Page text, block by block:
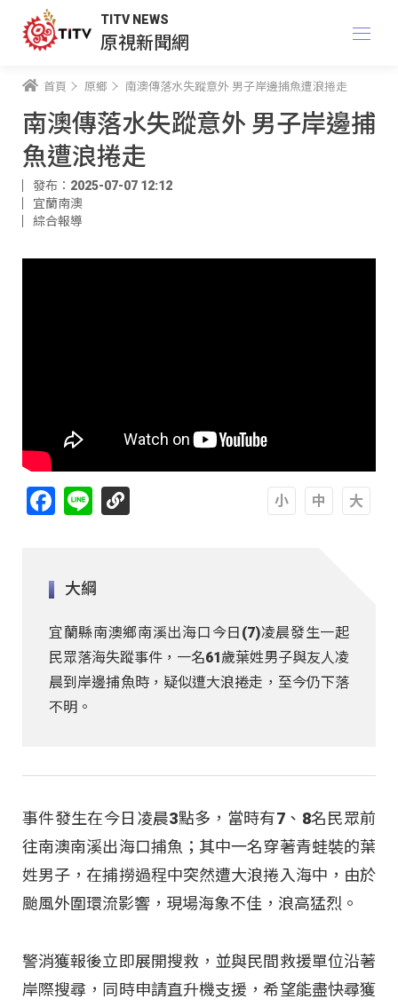
TITV NEWS
原視新聞網
首頁 原鄉 南澳傳落水失蹤意外 男子岸邊捕魚遭浪捲走
南澳傳落水失蹤意外 男子岸邊捕
魚遭浪捲走
發布：2025-07-07 12:12
宜蘭南澳
綜合報導
Facebook
Line
大綱
宜蘭縣南澳鄉南溪出海口今日(7)凌晨發生一起
民眾落海失蹤事件，一名61歲葉姓男子與友人凌
晨到岸邊捕魚時，疑似遭大浪捲走，至今仍下落
不明。
事件發生在今日凌晨3點多，當時有7、8名民眾前
往南澳南溪出海口捕魚；其中一名穿著青蛙裝的葉
姓男子，在捕撈過程中突然遭大浪捲入海中，由於
颱風外圍環流影響，現場海象不佳，浪高猛烈。
警消獲報後立即展開搜救，並與民間救援單位沿著
岸際搜尋，同時申請直升機支援，希望能盡快尋獲